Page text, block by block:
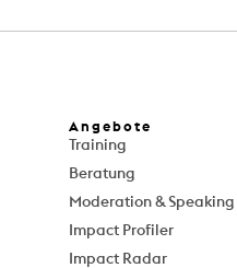
Angebote
Training
Beratung
Moderation & Speaking
Impact Profiler
Impact Radar